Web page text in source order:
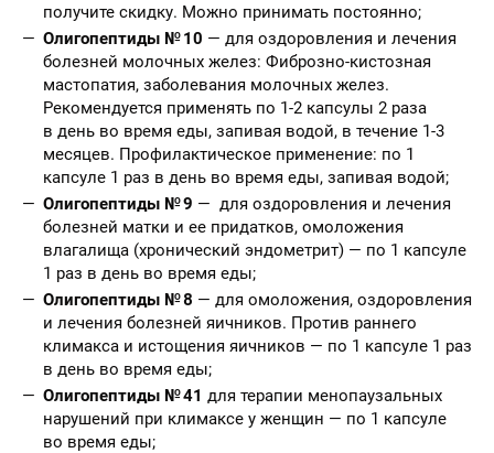
получите скидку. Можно принимать постоянно;
Олигопептиды № 10 — для оздоровления и лечения
болезней молочных желез: Фиброзно-кистозная
мастопатия, заболевания молочных желез.
Рекомендуется применять по 1-2 капсулы 2 раза
в день во время еды, запивая водой, в течение 1-3
месяцев. Профилактическое применение: по 1
капсуле 1 раз в день во время еды, запивая водой;
Олигопептиды № 9 — для оздоровления и лечения
болезней матки и ее придатков, омоложения
влагалища (хронический эндометрит) — по 1 капсуле
1 раз в день во время еды;
Олигопептиды № 8 — для омоложения, оздоровления
и лечения болезней яичников. Против раннего
климакса и истощения яичников — по 1 капсуле 1 раз
в день во время еды;
Олигопептиды № 41 для терапии менопаузальных
нарушений при климаксе у женщин — по 1 капсуле
во время еды;